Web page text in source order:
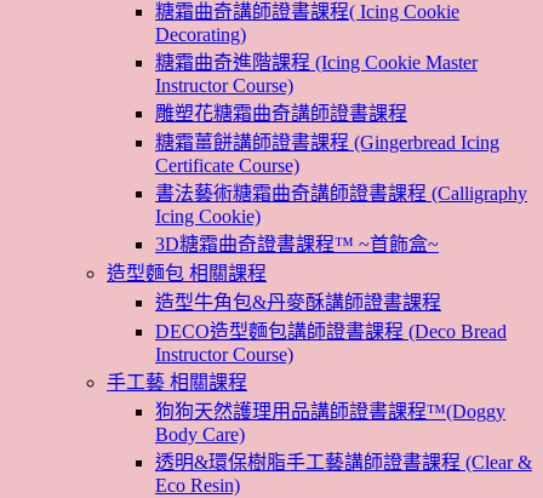
糖霜曲奇講師證書課程( Icing Cookie
Decorating)
糖霜曲奇進階課程 (Icing Cookie Master
Instructor Course)
雕塑花糖霜曲奇講師證書課程
糖霜薑餅講師證書課程 (Gingerbread Icing
Certificate Course)
書法藝術糖霜曲奇講師證書課程 (Calligraphy
Icing Cookie)
3D糖霜曲奇證書課程™ ~首飾盒~
造型麵包 相關課程
造型牛角包&丹麥酥講師證書課程
DECO造型麵包講師證書課程 (Deco Bread
Instructor Course)
手工藝 相關課程
狗狗天然護理用品講師證書課程™(Doggy
Body Care)
透明&環保樹脂手工藝講師證書課程 (Clear &
Eco Resin)